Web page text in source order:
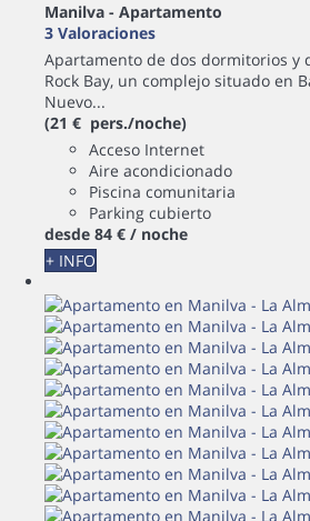
Manilva - Apartamento
3 Valoraciones
Apartamento de dos dormitorios y
Rock Bay, un complejo situado en
Nuevo...
(21 € pers./noche)
Acceso Internet
Aire acondicionado
Piscina comunitaria
Parking cubierto
desde 84 € / noche
+ INFO